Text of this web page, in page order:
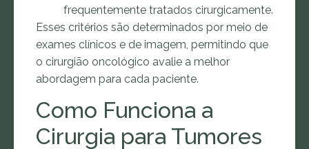
frequentemente tratados cirurgicamente.
Esses critérios são determinados por meio de
exames clínicos e de imagem, permitindo que
o cirurgião oncológico avalie a melhor
abordagem para cada paciente.
Como Funciona a
Cirurgia para Tumores